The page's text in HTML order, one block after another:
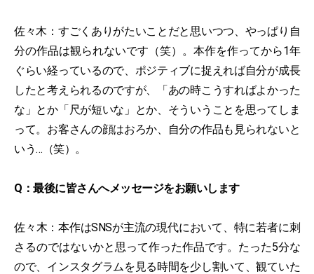
佐々木：すごくありがたいことだと思いつつ、やっぱり自
分の作品は観られないです（笑）。本作を作ってから1年
ぐらい経っているので、ポジティブに捉えれば自分が成長
したと考えられるのですが、「あの時こうすればよかった
な」とか「尺が短いな」とか、そういうことを思ってしま
って。お客さんの顔はおろか、自分の作品も見られないと
いう…（笑）。
Q：最後に皆さんへメッセージをお願いします
佐々木：本作はSNSが主流の現代において、特に若者に刺
さるのではないかと思って作った作品です。たった5分な
ので、インスタグラムを見る時間を少し割いて、観ていた